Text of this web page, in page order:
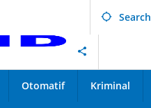
Search
Otomatif Kriminal